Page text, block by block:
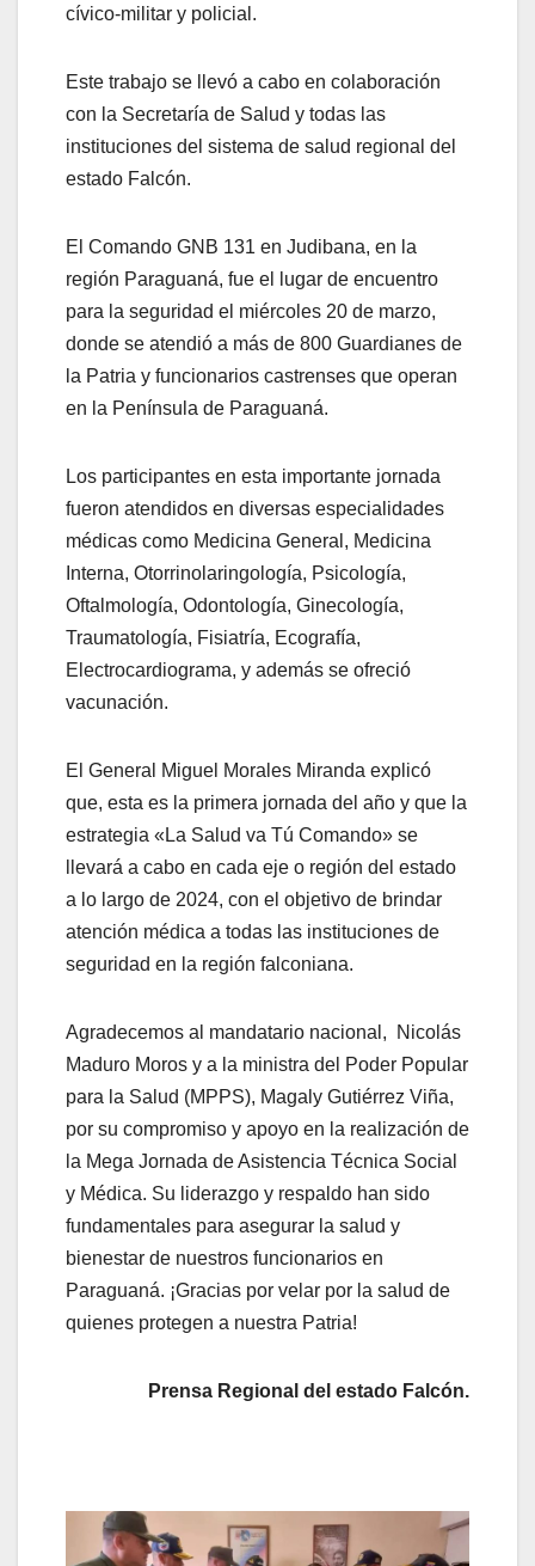
cívico-militar y policial.
Este trabajo se llevó a cabo en colaboración
con la Secretaría de Salud y todas las
instituciones del sistema de salud regional del
estado Falcón.
El Comando GNB 131 en Judibana, en la
región Paraguaná, fue el lugar de encuentro
para la seguridad el miércoles 20 de marzo,
donde se atendió a más de 800 Guardianes de
la Patria y funcionarios castrenses que operan
en la Península de Paraguaná.
Los participantes en esta importante jornada
fueron atendidos en diversas especialidades
médicas como Medicina General, Medicina
Interna, Otorrinolaringología, Psicología,
Oftalmología, Odontología, Ginecología,
Traumatología, Fisiatría, Ecografía,
Electrocardiograma, y además se ofreció
vacunación.
El General Miguel Morales Miranda explicó
que, esta es la primera jornada del año y que la
estrategia «La Salud va Tú Comando» se
llevará a cabo en cada eje o región del estado
a lo largo de 2024, con el objetivo de brindar
atención médica a todas las instituciones de
seguridad en la región falconiana.
Agradecemos al mandatario nacional, Nicolás
Maduro Moros y a la ministra del Poder Popular
para la Salud (MPPS), Magaly Gutiérrez Viña,
por su compromiso y apoyo en la realización de
la Mega Jornada de Asistencia Técnica Social
y Médica. Su liderazgo y respaldo han sido
fundamentales para asegurar la salud y
bienestar de nuestros funcionarios en
Paraguaná. ¡Gracias por velar por la salud de
quienes protegen a nuestra Patria!
Prensa Regional del estado Falcón.